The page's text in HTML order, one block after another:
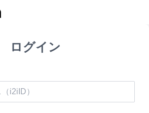
ログイン